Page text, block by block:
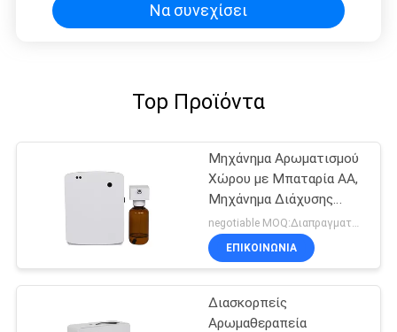
Να συνεχίσει
Top Προϊόντα
Μηχάνημα Αρωματισμού
Χώρου με Μπαταρία AA,
Μηχάνημα Διάχυσης
Αρώματος για Τουαλέταnegotiable MOQ:Διαπραγματεύσιμος
ΕΠΙΚΟΙΝΩΝΊΑ
Διασκορπείς
Αρωμαθεραπεία